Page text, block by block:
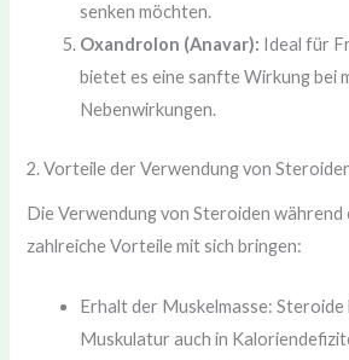
senken möchten.
Oxandrolon (Anavar): Ideal für
bietet es eine sanfte Wirkung bei
Nebenwirkungen.
2. Vorteile der Verwendung von
Die Verwendung von Steroiden während
zahlreiche Vorteile mit sich bringen:
Erhalt der Muskelmasse: Steroide
Muskulatur auch in